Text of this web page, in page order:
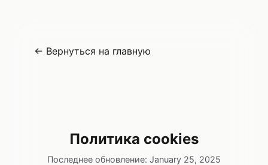
← Вернуться на главную
Политика cookies
Последнее обновление: January 25, 2025